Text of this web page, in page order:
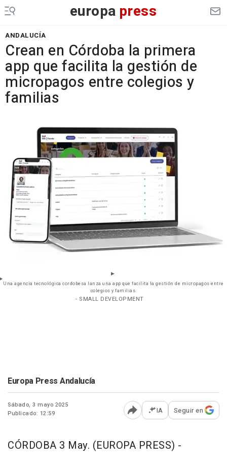
europa press
ANDALUCÍA
Crean en Córdoba la primera
app que facilita la gestión de
micropagos entre colegios y
familias
Una agencia tecnológica cordobesa lanza una app que facilita la gestión de micropagos entre
colegios y familias.
- SMALL DEVELOPMENT
Europa Press Andalucía
Sábado, 3 mayo 2025
Publicado: 12:59
Abrir opciones para
IA Seguir en
CÓRDOBA 3 May. (EUROPA PRESS) -